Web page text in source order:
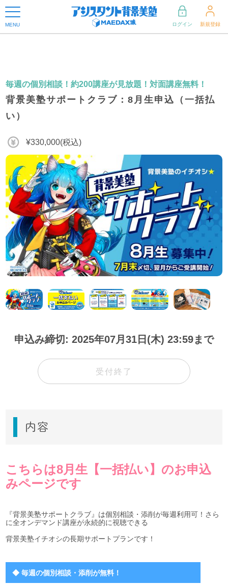
MENU ログイン 新規登録
毎週の個別相談！約200講座が見放題！対面講座無料！
背景美塾サポートクラブ：8月生申込（一括払
い）
¥330,000(税込)
申込み締切: 2025年07月31日(木) 23:59まで
受付終了
内容
こちらは8月生【一括払い】のお申込
みページです
『背景美塾サポートクラブ』は個別相談・添削が毎週利用可！さら
に全オンデマンド講座が永続的に視聴できる
背景美塾イチオシの長期サポートプランです！
◆ 毎週の個別相談・添削が無料！